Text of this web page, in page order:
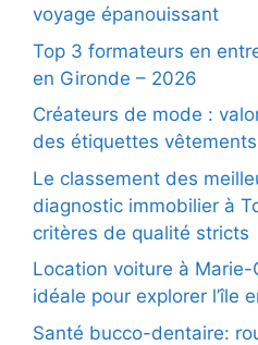
voyage épanouissant
Top 3 formateurs en
en Gironde – 2026
Créateurs de mode :
des étiquettes
Le classement des
diagnostic immobilier à
critères de qualité stricts
Location voiture à
idéale pour explorer l’île
Santé bucco-dentaire: